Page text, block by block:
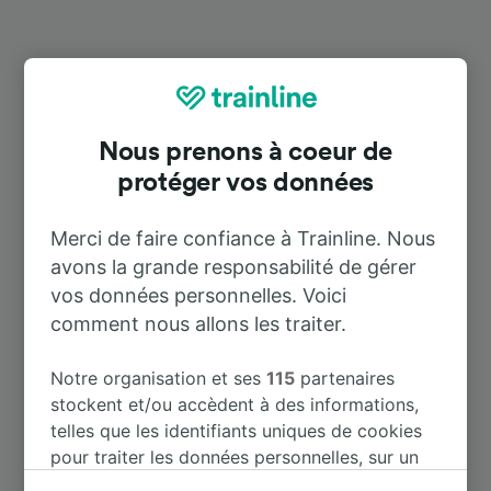
Destinations populaires depuis
À Aéroport Dusseldorf 47 m
À Oberhausen Hbf
À Detmold 2 h 5 m
À Dortmund Hbf 26 m
Nous prenons à coeur de
protéger vos données
Merci de faire confiance à Trainline. Nous
avons la grande responsabilité de gérer
vos données personnelles. Voici
comment nous allons les traiter.
Notre organisation et ses115 partenaires
stockent et/ou accèdent à des informations,
telles que les identifiants uniques de cookies
pour traiter les données personnelles, sur un